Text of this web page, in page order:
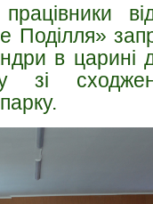
Поділля»
в царині
зі